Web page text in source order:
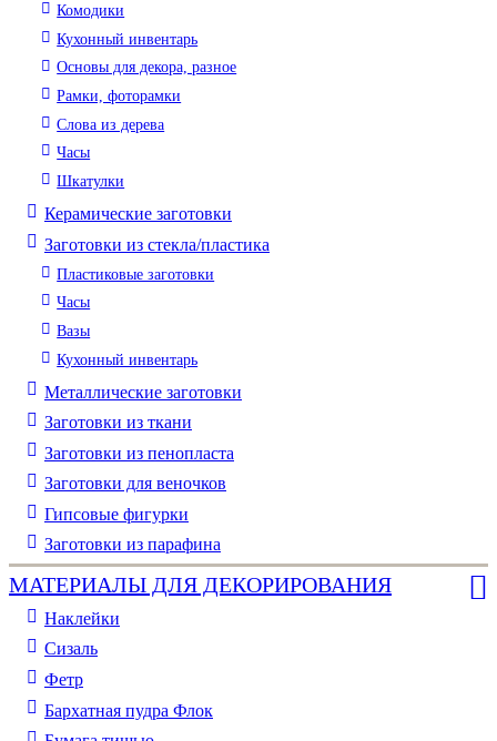
Комодики
Кухонный инвентарь
Основы для декора, разное
Рамки, фоторамки
Слова из дерева
Часы
Шкатулки
Керамические заготовки
Заготовки из стекла/пластика
Пластиковые заготовки
Часы
Вазы
Кухонный инвентарь
Металлические заготовки
Заготовки из ткани
Заготовки из пенопласта
Заготовки для веночков
Гипсовые фигурки
Заготовки из парафина
МАТЕРИАЛЫ ДЛЯ ДЕКОРИРОВАНИЯ
Наклейки
Сизаль
Фетр
Бархатная пудра Флок